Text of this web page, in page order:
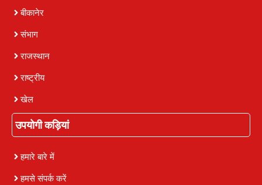
बीकानेर
संभाग
राजस्थान
राष्ट्रीय
खेल
उपयोगी कड़ियां
हमारे बारे में
हमसे संपर्क करें